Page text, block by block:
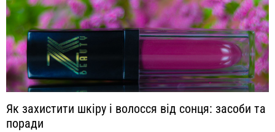
Як захистити шкіру і волосся від сонця: засоби та
поради